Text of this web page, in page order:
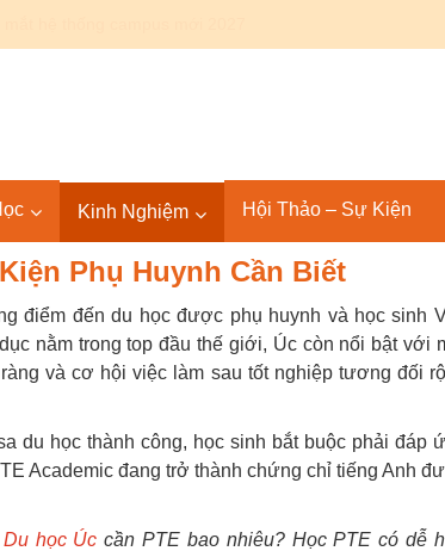
Kinh Nghiệm Hội Thảo – Sự Kiện
Phụ Huynh Cần Biết
điểm đến du học được phụ huynh và học sinh
nằm trong top đầu thế giới, Úc còn nổi bật với
và cơ hội việc làm sau tốt nghiệp tương đối
du học thành công, học sinh bắt buộc phải đáp
Academic đang trở thành chứng chỉ tiếng Anh
Du học Úc cần PTE bao nhiêu? Học PTE có dễ